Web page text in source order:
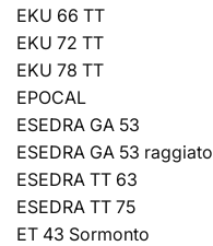
EKU 66 TT
EKU 72 TT
EKU 78 TT
EPOCAL
ESEDRA GA 53
ESEDRA GA 53 raggiato
ESEDRA TT 63
ESEDRA TT 75
ET 43 Sormonto